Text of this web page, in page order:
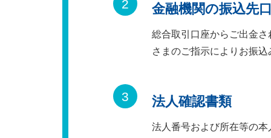
金融機関の振込先
総合取引口座からご出金
さまのご指示によりお振
法人確認書類
法人番号および所在等の